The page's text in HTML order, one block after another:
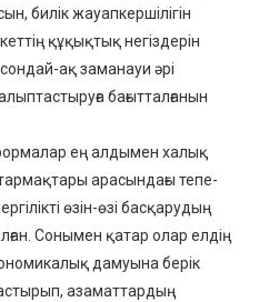
билік жауапкершілігін
құқықтық негіздерін
сондай-ақ заманауи әрі
бағытталғанын
ең алдымен халық
тармақтары арасындағы тепе-
өзін-өзі басқарудың
Сонымен қатар олар елдің
дамуына берік
азаматтардың